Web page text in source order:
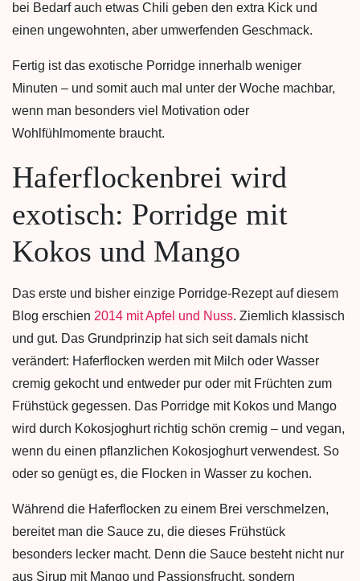
bei Bedarf auch etwas Chili geben den extra Kick und
einen ungewohnten, aber umwerfenden Geschmack.
Fertig ist das exotische Porridge innerhalb weniger
Minuten – und somit auch mal unter der Woche machbar,
wenn man besonders viel Motivation oder
Wohlfühlmomente braucht.
Haferflockenbrei wird
exotisch: Porridge mit
Kokos und Mango
Das erste und bisher einzige Porridge-Rezept auf diesem
Blog erschien 2014 mit Apfel und Nuss. Ziemlich klassisch
und gut. Das Grundprinzip hat sich seit damals nicht
verändert: Haferflocken werden mit Milch oder Wasser
cremig gekocht und entweder pur oder mit Früchten zum
Frühstück gegessen. Das Porridge mit Kokos und Mango
wird durch Kokosjoghurt richtig schön cremig – und vegan,
wenn du einen pflanzlichen Kokosjoghurt verwendest. So
oder so genügt es, die Flocken in Wasser zu kochen.
Während die Haferflocken zu einem Brei verschmelzen,
bereitet man die Sauce zu, die dieses Frühstück
besonders lecker macht. Denn die Sauce besteht nicht nur
aus Sirup mit Mango und Passionsfrucht, sondern